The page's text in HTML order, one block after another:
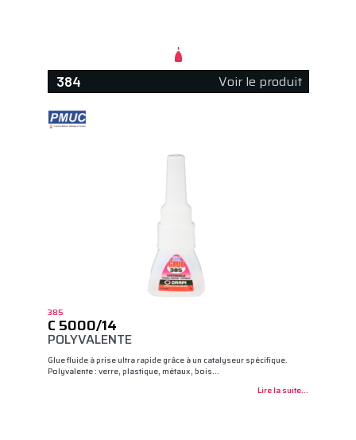
384 Voir le produit
385
C 5000/14
POLYVALENTE
Glue fluide à prise ultra rapide grâce à un catalyseur spécifique.
Polyvalente : verre, plastique, métaux, bois…
Lire la suite...